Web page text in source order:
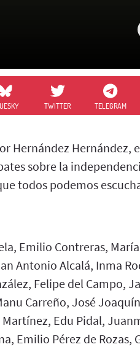
TWITTER TELEGRAM
Hernández Hernández,
sobre la
todos podemos
Emilio Contreras,
Antonio Alcalá, Inma
Felipe del Campo,
Carreño, José
Edu Pidal,
Emilio Pérez de Rozas,